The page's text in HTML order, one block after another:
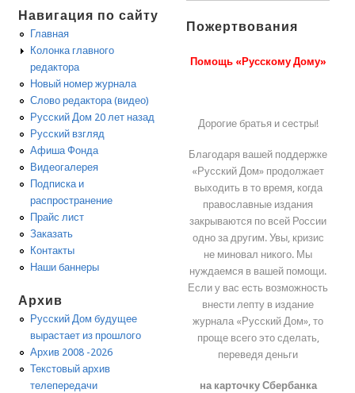
Навигация по сайту
Главная
Колонка главного
редактора
Новый номер журнала
Слово редактора (видео)
Русский Дом 20 лет назад
Русский взгляд
Афиша Фонда
Видеогалерея
Подписка и
распространение
Прайс лист
Заказать
Контакты
Наши баннеры
Архив
Русский Дом будущее
вырастает из прошлого
Архив 2008 -2026
Текстовый архив
телепередачи
Пожертвования
Помощь «Русскому Дому»
Дорогие братья и сестры!
Благодаря вашей поддержке
«Русский Дом» продолжает
выходить в то время, когда
православные издания
закрываются по всей России
одно за другим. Увы, кризис
не миновал никого. Мы
нуждаемся в вашей помощи.
Если у вас есть возможность
внести лепту в издание
журнала «Русский Дом», то
проще всего это сделать,
переведя деньги
на карточку Сбербанка